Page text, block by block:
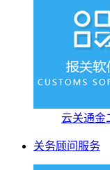
云关通金
关务顾问服务